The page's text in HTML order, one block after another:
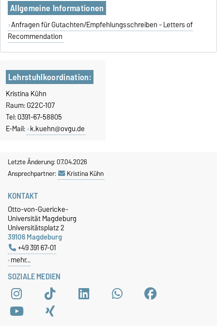
Allgemeine Informationen
Anfragen für Gutachten/Empfehlungsschreiben - Letters of
Recommendation
Lehrstuhlkoordination:
Kristina Kühn
Raum: G22C-107
Tel: 0391-67-58805
E-Mail: k.kuehn@ovgu.de
Letzte Änderung: 07.04.2026
Ansprechpartner:
Kristina Kühn
SOZIALE MEDIEN
KONTAKT
Otto-von-Guericke-
Universität Magdeburg
Universitätsplatz 2
39106 Magdeburg
+49 391 67-01
mehr…